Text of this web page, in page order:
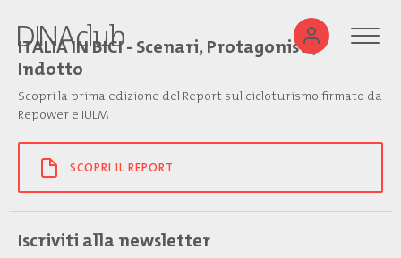
ITALIA IN BICI - Scenari, Protagonisti,
Indotto
Scopri la prima edizione del Report sul cicloturismo firmato da
Repower e IULM
SCOPRI IL REPORT
Iscriviti alla newsletter